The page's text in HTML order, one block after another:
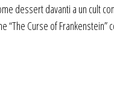
dessert davanti a un cult
Curse of